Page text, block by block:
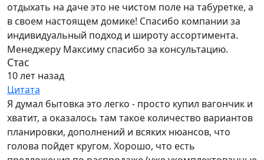
отдыхать на даче это не чистом поле на табуретке, а
в своем настоящем домике! Спасибо компании за
индивидуальный подход и широту ассортимента.
Менеджеру Максиму спасибо за консультацию.
Стас
10 лет назад
Цитата
Я думал бытовка это легко - просто купил вагончик и
хватит, а оказалось там такое количество вариантов
планировки, дополнений и всяких нюансов, что
голова пойдет кругом. Хорошо, что есть